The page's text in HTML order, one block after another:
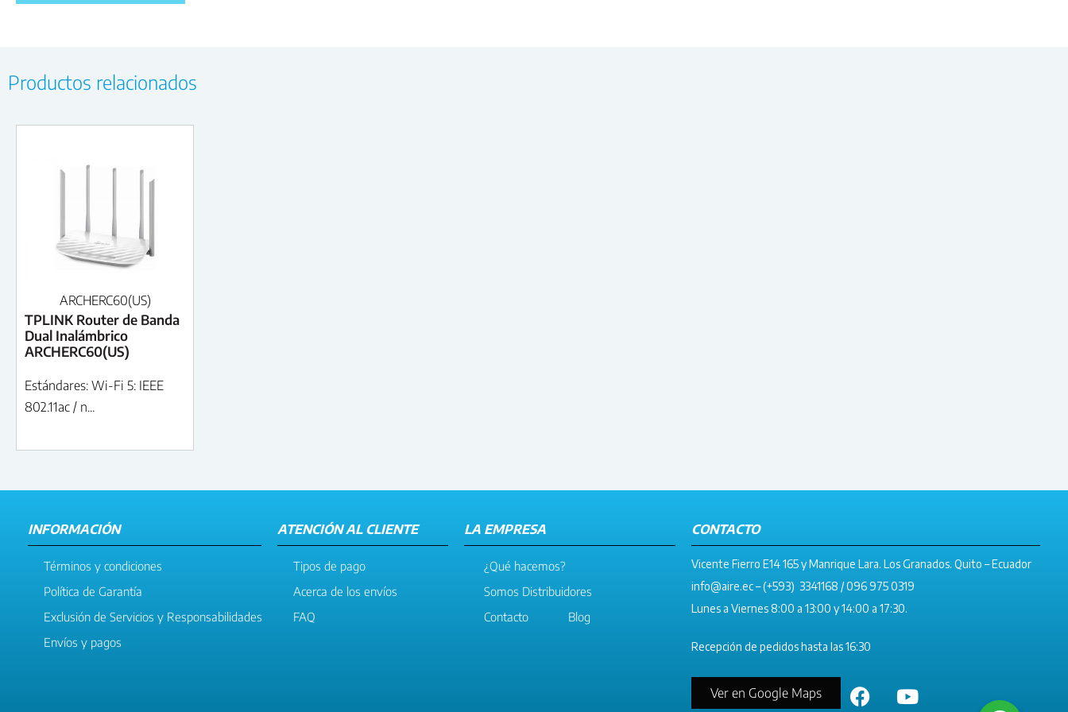
Productos relacionados
ARCHERC60(US)
TPLINK Router de Banda
Dual Inalámbrico
ARCHERC60(US)
Estándares: Wi-Fi 5: IEEE
802.11ac / n...
INFORMACIÓN
Términos y condiciones
Política de Garantía
Exclusión de Servicios y Responsabilidades
Envíos y pagos
ATENCIÓN AL CLIENTE
Tipos de pago
Acerca de los envíos
FAQ
LA EMPRESA
¿Qué hacemos?
Somos Distribuidores
Contacto
Blog
CONTACTO
Vicente Fierro E14 165 y Manrique Lara. Los Granados. Quito – Ecuador
info@aire.ec– (+593) 3341168 / 096 975 0319
Lunes a Viernes 8:00 a 13:00 y 14:00 a 17:30.
Recepción de pedidos hasta las 16:30
Ver en Google Maps